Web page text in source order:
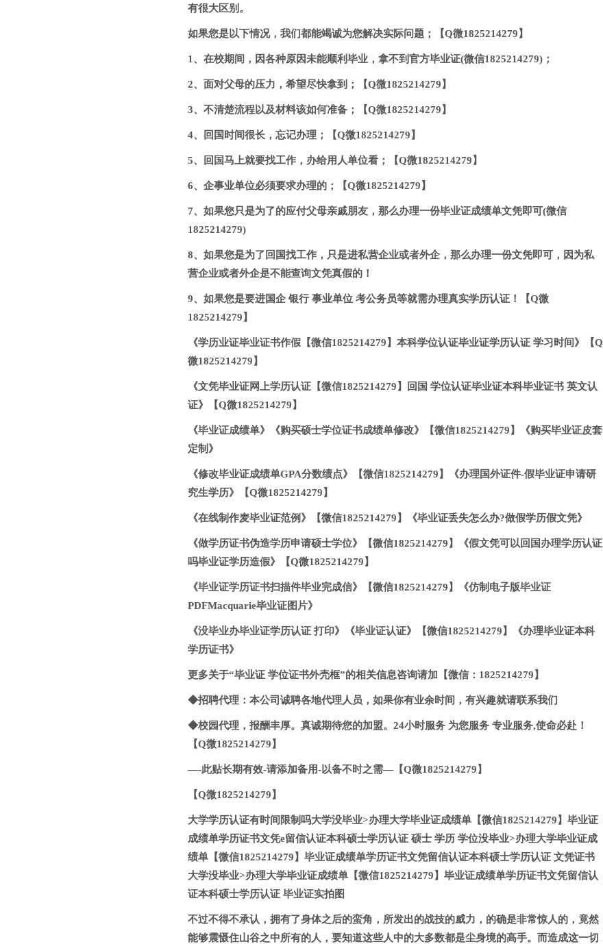
有很大区别。
如果您是以下情况，我们都能竭诚为您解决实际问题；【Q微1825214279】
1、在校期间，因各种原因未能顺利毕业，拿不到官方毕业证(微信1825214279)；
2、面对父母的压力，希望尽快拿到；【Q微1825214279】
3、不清楚流程以及材料该如何准备；【Q微1825214279】
4、回国时间很长，忘记办理；【Q微1825214279】
5、回国马上就要找工作，办给用人单位看；【Q微1825214279】
6、企事业单位必须要求办理的；【Q微1825214279】
7、如果您只是为了的应付父母亲戚朋友，那么办理一份毕业证成绩单文凭即可(微信
1825214279)
8、如果您是为了回国找工作，只是进私营企业或者外企，那么办理一份文凭即可，因为私
营企业或者外企是不能查询文凭真假的！
9、如果您是要进国企 银行 事业单位 考公务员等就需办理真实学历认证！【Q微
1825214279】
《学历业证毕业证书作假【微信1825214279】本科学位认证毕业证学历认证 学习时间》【Q
微1825214279】
《文凭毕业证网上学历认证【微信1825214279】回国 学位认证毕业证本科毕业证书 英文认
证》【Q微1825214279】
《毕业证成绩单》《购买硕士学位证书成绩单修改》【微信1825214279】《购买毕业证皮套
定制》
《修改毕业证成绩单GPA分数绩点》【微信1825214279】《办理国外证件-假毕业证申请研
究生学历》【Q微1825214279】
《在线制作麦毕业证范例》【微信1825214279】《毕业证丢失怎么办?做假学历假文凭》
《做学历证书伪造学历申请硕士学位》【微信1825214279】《假文凭可以回国办理学历认证
吗毕业证学历造假》【Q微1825214279】
《毕业证学历证书扫描件毕业完成信》【微信1825214279】《仿制电子版毕业证
PDFMacquarie毕业证图片》
《没毕业办毕业证学历认证 打印》《毕业证认证》【微信1825214279】《办理毕业证本科
学历证书》
更多关于“毕业证 学位证书外壳框”的相关信息咨询请加【微信：1825214279】
◆招聘代理：本公司诚聘各地代理人员，如果你有业余时间，有兴趣就请联系我们
◆校园代理，报酬丰厚。真诚期待您的加盟。24小时服务 为您服务 专业服务,使命必赴！
【Q微1825214279】
—-此贴长期有效-请添加备用-以备不时之需—【Q微1825214279】
【Q微1825214279】
大学学历认证有时间限制吗大学没毕业>办理大学毕业证成绩单【微信1825214279】毕业证
成绩单学历证书文凭e留信认证本科硕士学历认证 硕士 学历 学位没毕业>办理大学毕业证成
绩单【微信1825214279】毕业证成绩单学历证书文凭留信认证本科硕士学历认证 文凭证书
大学没毕业>办理大学毕业证成绩单【微信1825214279】毕业证成绩单学历证书文凭留信认
证本科硕士学历认证 毕业证实拍图
不过不得不承认，拥有了身体之后的蛮角，所发出的战技的威力，的确是非常惊人的，竟然
能够震慑住山谷之中所有的人，要知道这些人中的大多数都是尘身境的高手。而造成这一切